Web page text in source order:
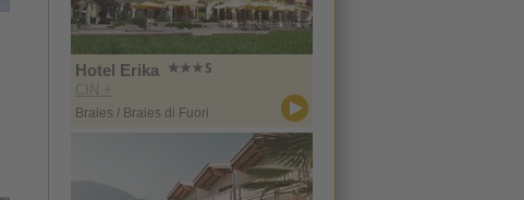
Hotel Erika
CIN +
Braies / Braies di Fuori